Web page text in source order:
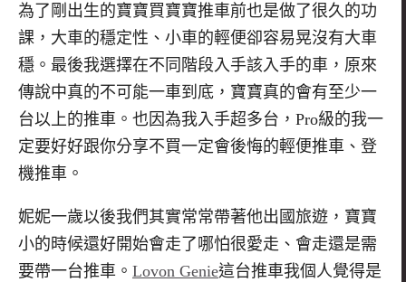
為了剛出生的寶寶買寶寶推車前也是做了很久的功
課，大車的穩定性、小車的輕便卻容易晃沒有大車
穩。最後我選擇在不同階段入手該入手的車，原來
傳說中真的不可能一車到底，寶寶真的會有至少一
台以上的推車。也因為我入手超多台，Pro級的我一
定要好好跟你分享不買一定會後悔的輕便推車、登
機推車。
妮妮一歲以後我們其實常常帶著他出國旅遊，寶寶
小的時候還好開始會走了哪怕很愛走、會走還是需
要帶一台推車。 Lovon Genie這台推車我個人覺得是